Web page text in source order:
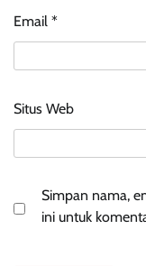
Email *
Situs Web
Simpan nama,
ini untuk